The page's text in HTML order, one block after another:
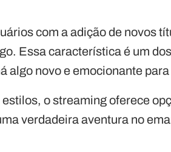
com a adição de novos
Essa característica é um
algo novo e emocionante
o streaming oferece
verdadeira aventura no